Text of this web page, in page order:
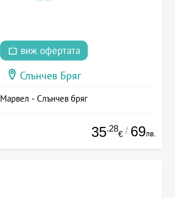
виж офертата
Слънчев Бряг
Марвел - Слънчев бряг
35.28
€ / 69лв.